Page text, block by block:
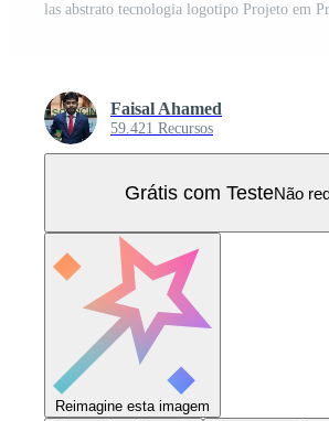
Faisal Ahamed
59.421 Recursos
Grátis com TesteNão
Reimagine esta imagem